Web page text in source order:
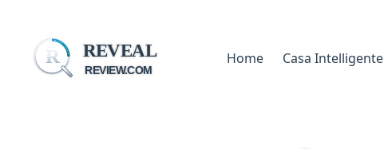
R REVEAL
REVIEW.COM
Home Casa Intelligente